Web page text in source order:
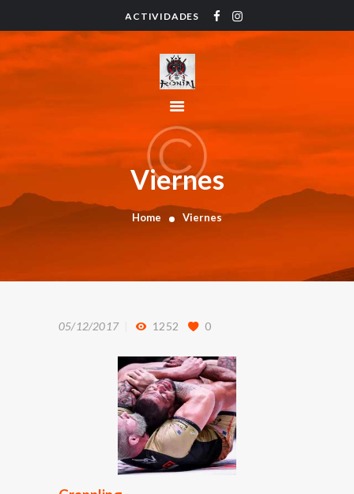
ACTIVIDADES
Viernes
Home Viernes
HOME
ACTIVIDADES
INSTRUCTORES
CONTACTO
05/12/2017 1252 0